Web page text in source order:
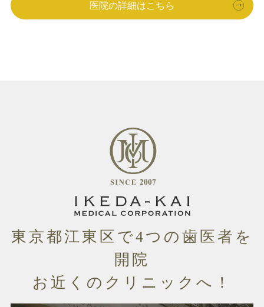
医院の詳細はこちら
東京都江東区 で4つの 歯医者 を
開院
お近くのクリニックへ！